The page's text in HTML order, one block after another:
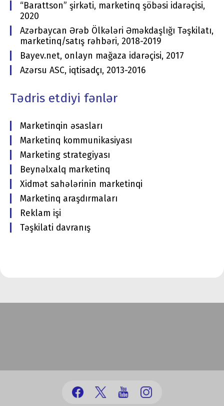
“Barattson” şirkəti, marketinq şöbəsi idarəçisi,
2020
Azərbaycan Ərəb Ölkələri Əməkdaşlığı Təşkilatı,
marketinq/satış rəhbəri, 2018-2019
Bayev.net, onlayn mağaza idarəçisi, 2017
Azərsu ASC, iqtisadçı, 2013-2016
Tədris etdiyi fənlər
Marketinqin əsasları
Marketinq kommunikasiyası
Marketing strategiyası
Beynəlxalq marketinq
Xidmət sahələrinin marketinqi
Marketinq araşdırmaları
Reklam işi
Təşkilati davranış